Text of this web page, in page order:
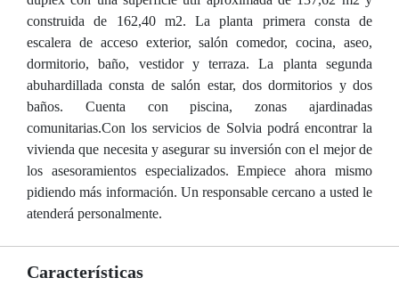
construida de 162,40 m2. La planta primera consta de
escalera de acceso exterior, salón comedor, cocina, aseo,
dormitorio, baño, vestidor y terraza. La planta segunda
abuhardillada consta de salón estar, dos dormitorios y dos
baños. Cuenta con piscina, zonas ajardinadas
comunitarias.Con los servicios de Solvia podrá encontrar la
vivienda que necesita y asegurar su inversión con el mejor de
los asesoramientos especializados. Empiece ahora mismo
pidiendo más información. Un responsable cercano a usted le
atenderá personalmente.
Características